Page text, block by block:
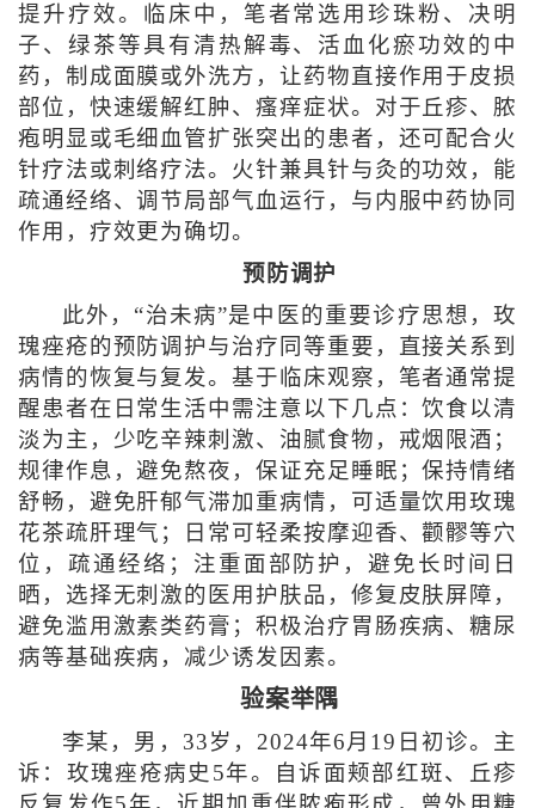
提升疗效。临床中，笔者常选用珍珠粉、决明
子、绿茶等具有清热解毒、活血化瘀功效的中
药，制成面膜或外洗方，让药物直接作用于皮损
部位，快速缓解红肿、瘙痒症状。对于丘疹、脓
疱明显或毛细血管扩张突出的患者，还可配合火
针疗法或刺络疗法。火针兼具针与灸的功效，能
疏通经络、调节局部气血运行，与内服中药协同
作用，疗效更为确切。
预防调护
此外，“治未病”是中医的重要诊疗思想，玫
瑰痤疮的预防调护与治疗同等重要，直接关系到
病情的恢复与复发。基于临床观察，笔者通常提
醒患者在日常生活中需注意以下几点：饮食以清
淡为主，少吃辛辣刺激、油腻食物，戒烟限酒；
规律作息，避免熬夜，保证充足睡眠；保持情绪
舒畅，避免肝郁气滞加重病情，可适量饮用玫瑰
花茶疏肝理气；日常可轻柔按摩迎香、颧髎等穴
位，疏通经络；注重面部防护，避免长时间日
晒，选择无刺激的医用护肤品，修复皮肤屏障，
避免滥用激素类药膏；积极治疗胃肠疾病、糖尿
病等基础疾病，减少诱发因素。
验案举隅
李某，男，33岁，2024年6月19日初诊。主
诉：玫瑰痤疮病史5年。自诉面颊部红斑、丘疹